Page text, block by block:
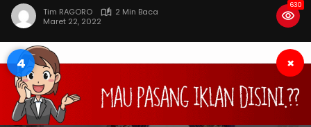
Tim RAGORO
2 Min Baca
Maret 22, 2022
630
3 ×